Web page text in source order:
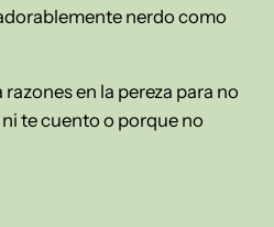
nerdo como
en la pereza para no
te cuento o porque no